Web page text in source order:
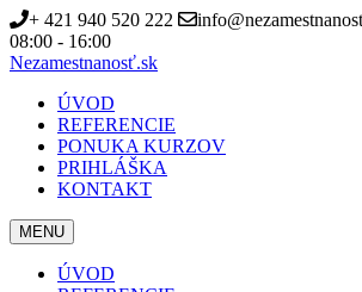
+ 421 940 520 222
08:00 - 16:00
Nezamestnanosť.sk
ÚVOD
REFERENCIE
PONUKA KURZOV
PRIHLÁŠKA
KONTAKT
MENU
ÚVOD